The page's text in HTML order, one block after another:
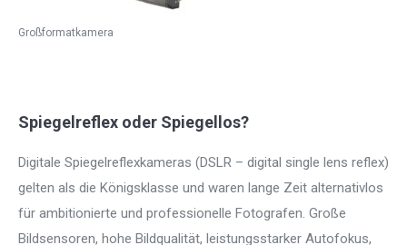
Großformatkamera
Spiegelreflex oder Spiegellos?
Digitale Spiegelreflexkameras (DSLR – digital single lens reflex)
gelten als die Königsklasse und waren lange Zeit alternativlos
für ambitionierte und professionelle Fotografen. Große
Bildsensoren, hohe Bildqualität, leistungsstarker Autofokus,